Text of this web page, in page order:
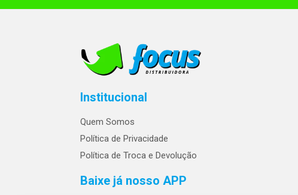
Institucional
Quem Somos
Política de Privacidade
Política de Troca e Devolução
Baixe já nosso APP